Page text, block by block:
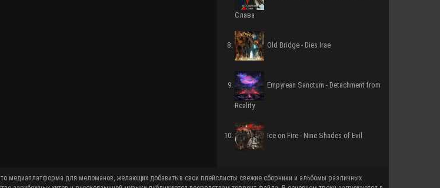
Слава
Old Bridge - Dies Irae
Empyrean Sanctum - Detachment from
Reality
Ice on Fire - Nine Shades of Evil